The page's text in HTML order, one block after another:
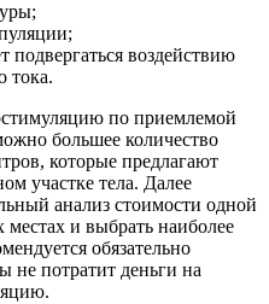
подвергаться воздействию
тока.
по приемлемой
большее количество
которые предлагают
участке тела. Далее
анализ стоимости одной
и выбрать наиболее
обязательно
не потратит деньги на